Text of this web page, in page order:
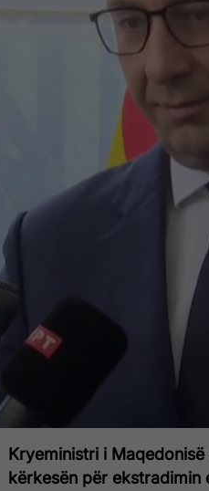
Kryeministri i
kërkesën për ekstradimin